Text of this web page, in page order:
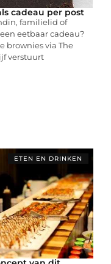
cadeau per post
familielid of
eetbaar cadeau?
brownies via The
verstuurt
ETEN EN DRINKEN